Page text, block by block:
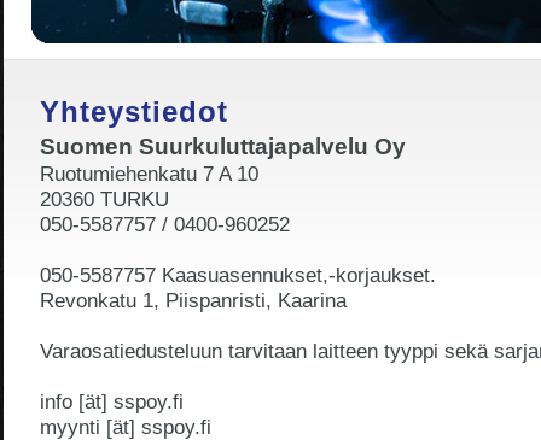
Yhteystiedot
Suomen Suurkuluttajapalvelu Oy
Ruotumiehenkatu 7 A 10
20360 TURKU
050-5587757 / 0400-960252
050-5587757 Kaasuasennukset,-korjaukset.
Revonkatu 1, Piispanristi, Kaarina
Varaosatiedusteluun tarvitaan laitteen tyyppi sekä
info [ät] sspoy.fi
myynti [ät] sspoy.fi